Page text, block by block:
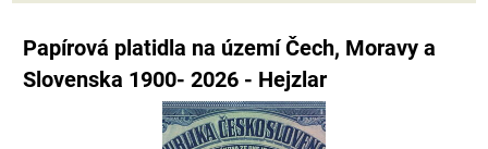
Papírová platidla na území Čech, Moravy a
Slovenska 1900- 2026 - Hejzlar